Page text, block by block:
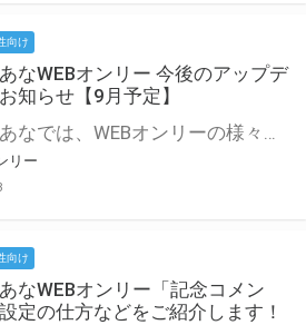
向け
なWEBオンリー 今後のアップデ
知らせ【9月予定】
とらのあなでは、WEBオンリーの様々な支援を実施しています。 今回は2021年9月に実装を予定しているアップデート情報についてご紹介いたします。 とらのあなWEBオンリーサイトはこちら
リー
向け
なWEBオンリー「記念コメン
定の仕方などをご紹介します！